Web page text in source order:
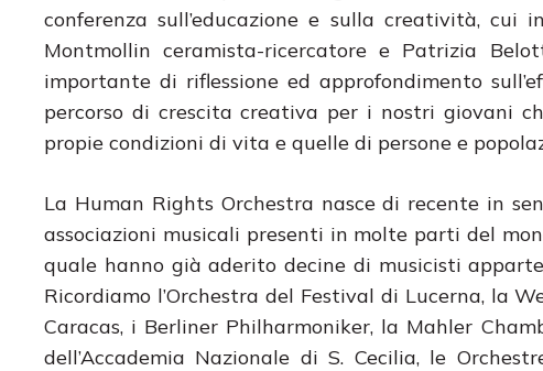
conferenza sull’educazione e sulla creatività, cui
Montmollin ceramista-ricercatore e Patrizia
importante di riflessione ed approfondimento
percorso di crescita creativa per i nostri giovani
propie condizioni di vita e quelle di persone e
La Human Rights Orchestra nasce di recente in
associazioni musicali presenti in molte parti del
quale hanno già aderito decine di musicisti
Ricordiamo l’Orchestra del Festival di Lucerna, la
Caracas, i Berliner Philharmoniker, la Mahler
dell’Accademia Nazionale di S. Cecilia, le